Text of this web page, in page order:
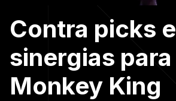
Contra picks e
sinergias para
Monkey King